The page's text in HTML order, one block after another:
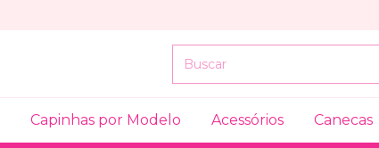
Capinhas por Modelo Acessórios Canecas